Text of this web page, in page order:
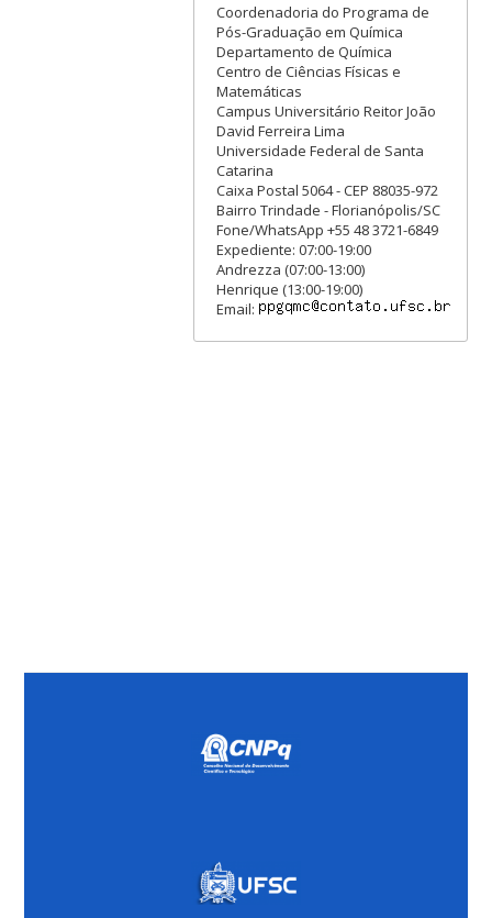
Coordenadoria do Programa de
Pós-Graduação em Química
Departamento de Química
Centro de Ciências Físicas e
Matemáticas
Campus Universitário Reitor João
David Ferreira Lima
Universidade Federal de Santa
Catarina
Caixa Postal 5064 - CEP 88035-972
Bairro Trindade - Florianópolis/SC
Fone/WhatsApp +55 48 3721-6849
Expediente: 07:00-19:00
Andrezza (07:00-13:00)
Henrique (13:00-19:00)
Email: